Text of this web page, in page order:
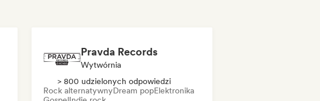
Pravda Records
Wytwórnia
> 800 udzielonych odpowiedzi
Rock alternatywnyDream popElektronika